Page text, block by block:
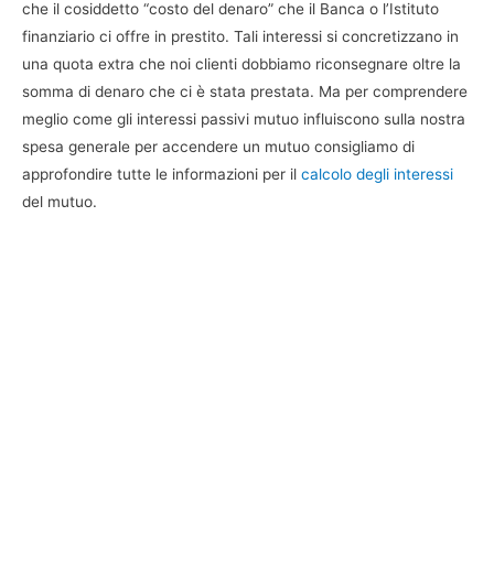
che il cosiddetto “costo del denaro” che il Banca o l’Istituto
finanziario ci offre in prestito. Tali interessi si concretizzano in
una quota extra che noi clienti dobbiamo riconsegnare oltre la
somma di denaro che ci è stata prestata. Ma per comprendere
meglio come gli interessi passivi mutuo influiscono sulla nostra
spesa generale per accendere un mutuo consigliamo di
approfondire tutte le informazioni per il calcolo degli interessi
del mutuo.